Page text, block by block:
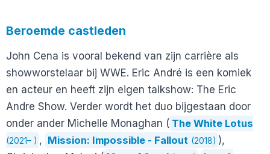
Beroemde castleden
John Cena is vooral bekend van zijn carrière als
showworstelaar bij WWE. Eric André is een komiek
en acteur en heeft zijn eigen talkshow: The Eric
Andre Show. Verder wordt het duo bijgestaan door
onder ander Michelle Monaghan ( The White Lotus
(2021– ) , Mission: Impossible - Fallout (2018) ),